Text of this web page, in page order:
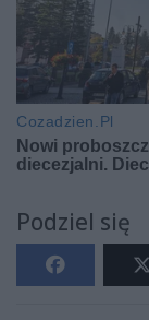
Podziel się